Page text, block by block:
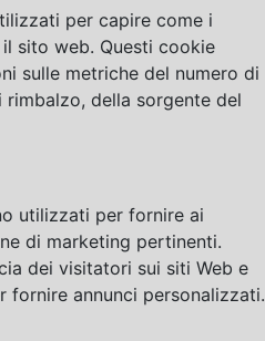
per capire come i
sito web. Questi cookie
sulle metriche del numero di
della sorgente del
utilizzati per fornire ai
di marketing pertinenti.
dei visitatori sui siti Web e
fornire annunci personalizzati.